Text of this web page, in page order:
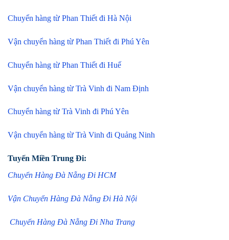
Chuyển hàng từ Phan Thiết đi Hà Nội
Vận chuyển hàng từ Phan Thiết đi Phú Yên
Chuyển hàng từ Phan Thiết đi Huế
Vận chuyển hàng từ Trà Vinh đi Nam Định
Chuyển hàng từ Trà Vinh đi Phú Yên
Vận chuyển hàng từ Trà Vinh đi Quảng Ninh
Tuyến Miền Trung Đi:
Chuyển Hàng Đà Nẵng Đi HCM
Vận Chuyển Hàng Đà Nẵng Đi Hà Nội
Chuyển Hàng Đà Nẵng Đi Nha Trang